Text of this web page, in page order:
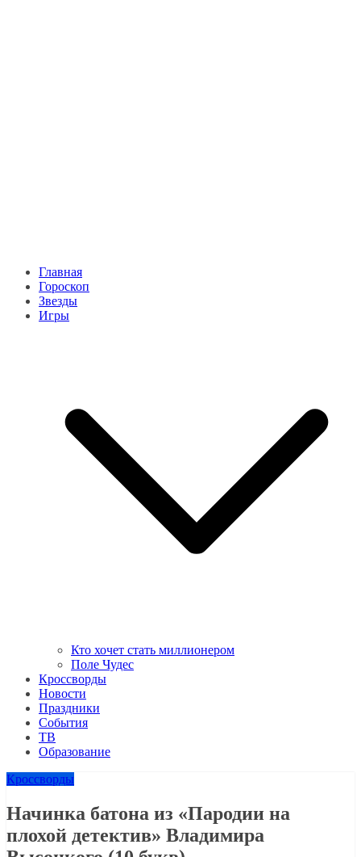
Главная
Гороскоп
Звезды
Игры
Кто хочет стать миллионером
Поле Чудес
Кроссворды
Новости
Праздники
События
ТВ
Образование
Кроссворды
Начинка батона из «Пародии на
плохой детектив» Владимира